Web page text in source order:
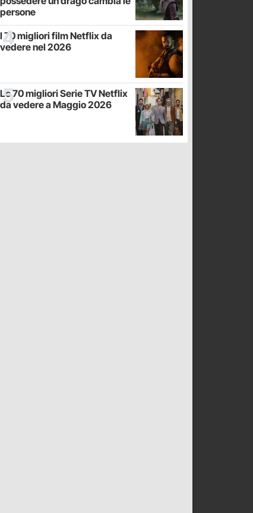
persone
I 70 migliori film Netflix da
vedere nel 2026
Le 70 migliori Serie TV Netflix
da vedere a Maggio 2026